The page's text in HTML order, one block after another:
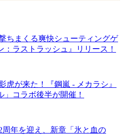
ちまくる爽快シューティングゲ
：ラストラッシュ』リリース！
虎が来た！『鋼嵐 - メカラシ』
コラボ後半が開催！
周年を迎え、新章「氷と血の